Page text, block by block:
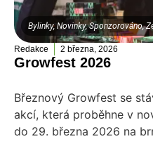
Bylinky, Novinky,Sponzorováno,
Redakce 2 března, 2026
Growfest 2026
Březnový Growfest se
akcí, která proběhne v
do 29. března 2026 na